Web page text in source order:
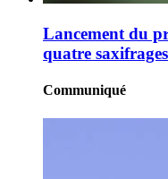
Lancement du
quatre
Communiqué